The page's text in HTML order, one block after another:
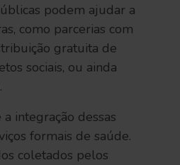
podem ajudar a
como parcerias com
gratuita de
sociais, ou ainda
integração dessas
formais de saúde.
coletados pelos